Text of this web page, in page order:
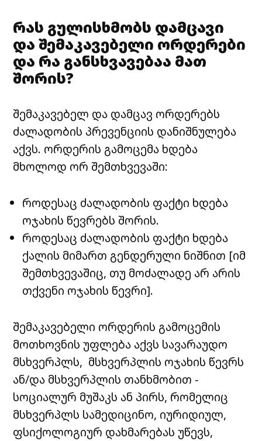
რას გულისხმობს დამცავი
და შემაკავებელი ორდერები
და რა განსხვავებაა მათ
შორის?
შემაკავებელ და დამცავ ორდერებს
ძალადობის პრევენციის დანიშნულება
აქვს. ორდერის გამოცემა ხდება
მხოლოდ ორ შემთხვევაში:
როდესაც ძალადობის ფაქტი ხდება
ოჯახის წევრებს შორის.
როდესაც ძალადობის ფაქტი ხდება
ქალის მიმართ გენდერული ნიშნით [იმ
შემთხვევაშიც, თუ მოძალადე არ არის
თქვენი ოჯახის წევრი].
შემაკავებელი ორდერის გამოცემის
მოთხოვნის უფლება აქვს სავარაუდო
მსხვერპლს, მსხვერპლის ოჯახის წევრს
ან/და მსხვერპლის თანხმობით −
სოციალურ მუშაკს ან პირს, რომელიც
მსხვერპლს სამედიცინო, იურიდიულ,
ფსიქოლოგიურ დახმარებას უწევს,